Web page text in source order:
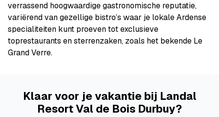
verrassend hoogwaardige gastronomische reputatie,
variërend van gezellige bistro’s waar je lokale Ardense
specialiteiten kunt proeven tot exclusieve
toprestaurants en sterrenzaken, zoals het bekende Le
Grand Verre.
Klaar voor je vakantie bij Landal
Resort Val de Bois Durbuy?